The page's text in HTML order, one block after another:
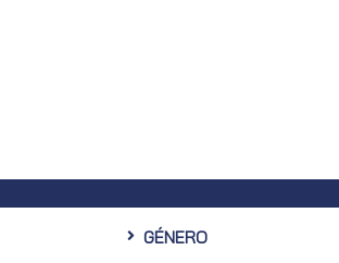
GÉNERO